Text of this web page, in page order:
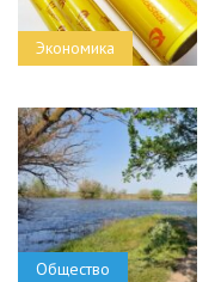
Экономика
Общество